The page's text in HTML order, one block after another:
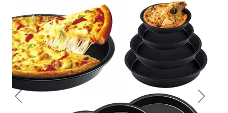
Previous Next